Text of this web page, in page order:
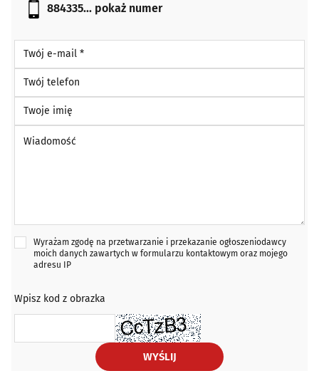
884335... pokaż numer
Twój e-mail *
Twój telefon
Twoje imię
Wyrażam zgodę na przetwarzanie i przekazanie ogłoszeniodawcy
moich danych zawartych w formularzu kontaktowym oraz mojego
adresu IP
Wpisz kod z obrazka
WYŚLIJ